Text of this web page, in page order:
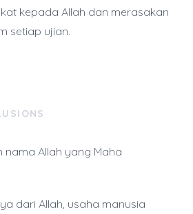
kepada Allah dan merasakan
setiap ujian.
Allah yang Maha
dari Allah, usaha manusia